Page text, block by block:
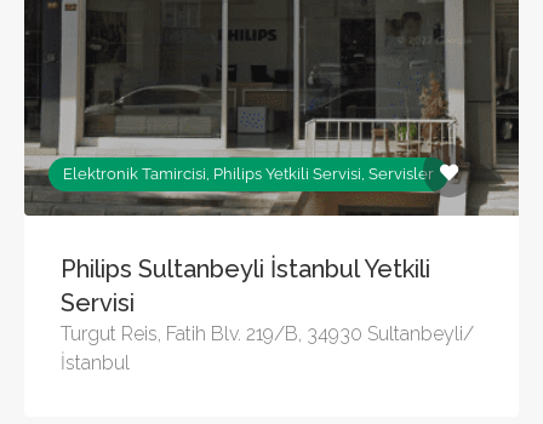
Elektronik Tamircisi, Philips Yetkili Servisi, Servisler
Philips Sultanbeyli İstanbul Yetkili
Servisi
Turgut Reis, Fatih Blv. 219/B, 34930 Sultanbeyli/
İstanbul